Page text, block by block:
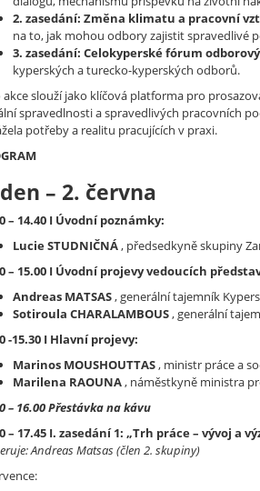
2. zasedání: Změna klimatu a pracovní
na to, jak mohou odbory zajistit spravedlivé
3. zasedání: Celokyperské fórum
kyperských a turecko-kyperských odborů.
akce slouží jako klíčová platforma pro
spravedlnosti a spravedlivých pracovních
potřeby a realitu pracujících v praxi.
– 2. června
– 14.40 I Úvodní poznámky:
Lucie STUDNIČNÁ, předsedkyně skupiny
– 15.00 I Úvodní projevy vedoucích
Andreas MATSAS, generální tajemník
Sotiroula CHARALAMBOUS, generální
-15.30 I Hlavní projevy:
Marinos MOUSHOUTTAS, ministr práce a
Marilena RAOUNA, náměstkyně ministra
– 16.00 Přestávka na kávu
– 17.45 I. zasedání 1: „Trh práce – vývoj a
Andreas Matsas (člen 2. skupiny)